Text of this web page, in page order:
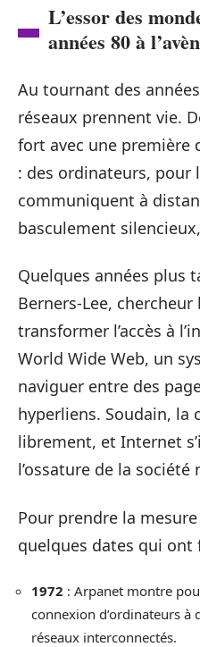
L’essor des
années 80 à
Au tournant des
réseaux prennent vie.
fort avec une
: des ordinateurs, pour
communiquent à
basculement
Quelques années plus
Berners-Lee,
transformer l’accès à
World Wide Web, un
naviguer entre des
hyperliens. Soudain, la
librement, et Internet
l’ossature de la société
Pour prendre la
quelques dates qui ont
1972 : Arpanet montre
connexion d’ordinateurs à
réseaux interconnectés.